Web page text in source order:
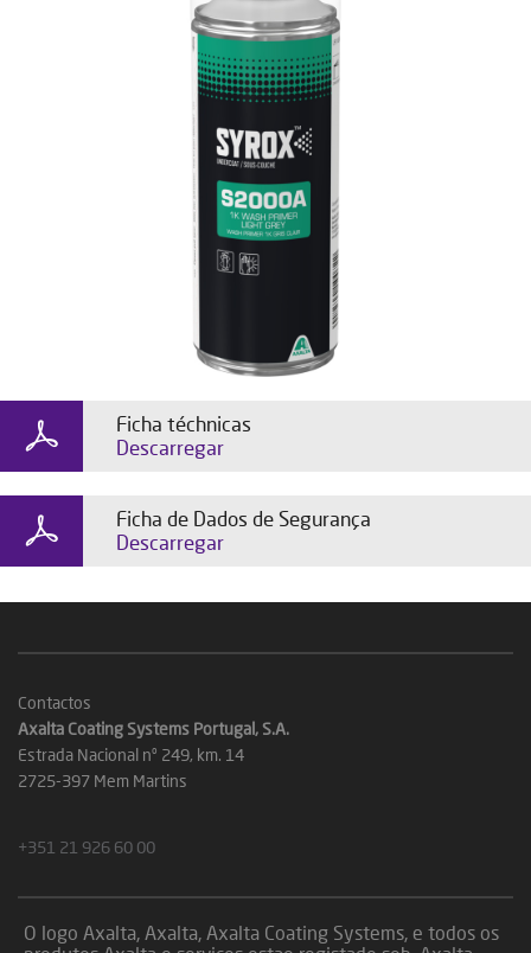
Ficha téchnicas
Descarregar
Ficha de Dados de Segurança
Descarregar
Contactos
Axalta Coating Systems Portugal, S.A.
Estrada Nacional nº 249, km. 14
2725-397 Mem Martins
+351 21 926 60 00
O logo Axalta, Axalta, Axalta Coating Systems, e todos os